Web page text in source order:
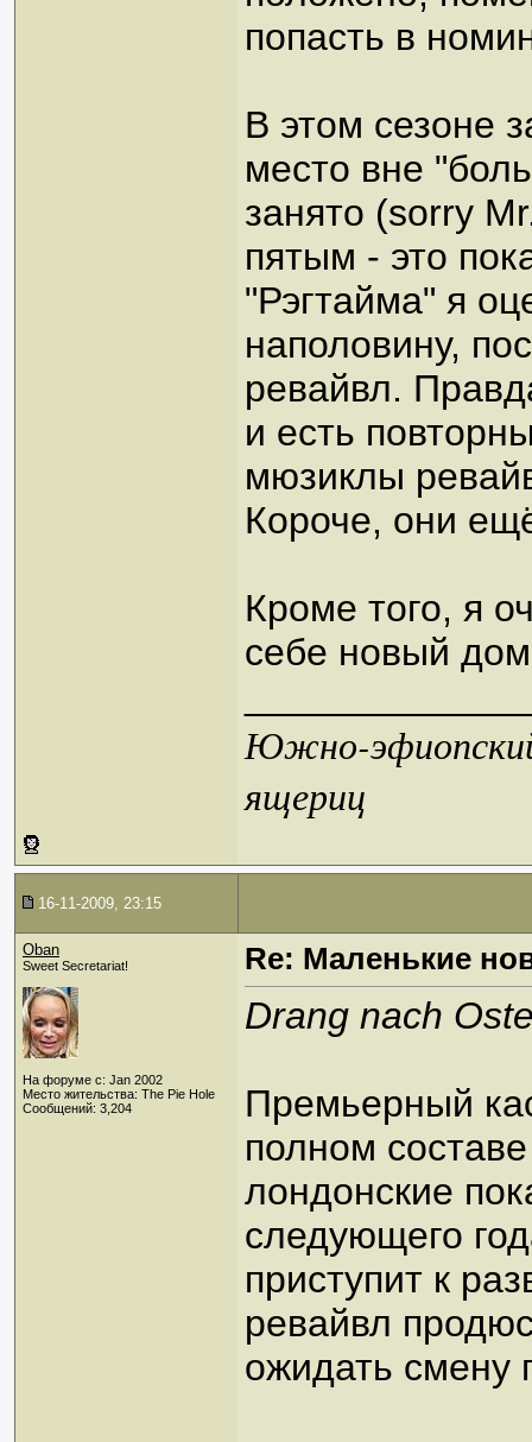
попасть в
В этом сезоне
место вне
занято (sorry
пятым - это
"Рэгтайма" я
наполовину,
ревайвл.
и есть
мюзиклы
Короче, они
Кроме того, я
себе новый
Южно-эфиопский
ящериц
16-11-2009, 23:15
Oban
Sweet Secretariat!
На форуме с: Jan 2002
Место жительства: The Pie Hole
Сообщений: 3,204
Re: Маленькие
Drang nach
Премьерный
полном
лондонские
следующего
приступит к
ревайвл
ожидать